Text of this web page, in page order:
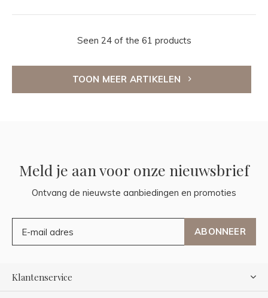
Seen 24 of the 61 products
TOON MEER ARTIKELEN
Meld je aan voor onze nieuwsbrief
Ontvang de nieuwste aanbiedingen en promoties
ABONNEER
Klantenservice